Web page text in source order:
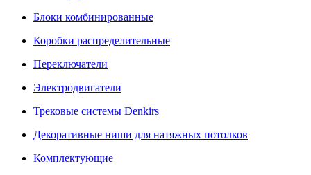
Блоки комбинированные
Коробки распределительные
Переключатели
Электродвигатели
Трековые системы Denkirs
Декоративные ниши для натяжных потолков
Комплектующие